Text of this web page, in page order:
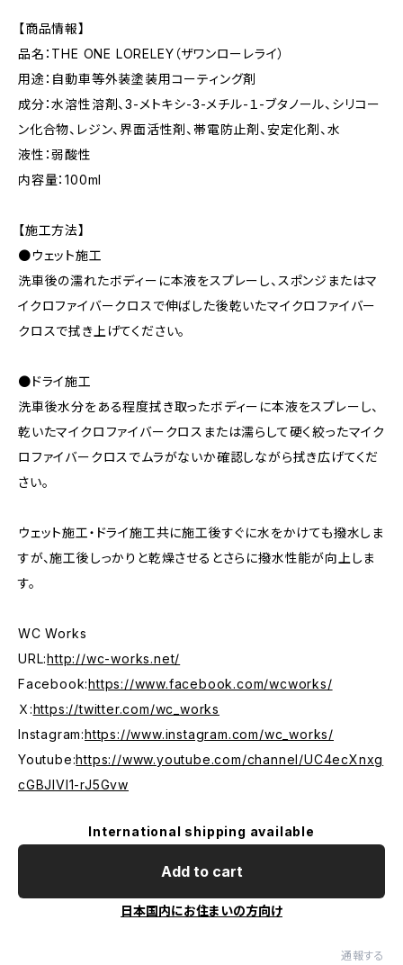
【商品情報】
品名：THE ONE LORELEY（ザワンローレライ）
用途：自動車等外装塗装用コーティング剤
成分：水溶性溶剤、3-メトキシ-3-メチル-１-ブタノール、シリコー
ン化合物、レジン、界面活性剤、帯電防止剤、安定化剤、水
液性：弱酸性
内容量：100ml
【施工方法】
●ウェット施工
洗車後の濡れたボディーに本液をスプレーし、スポンジまたはマ
イクロファイバークロスで伸ばした後乾いたマイクロファイバー
クロスで拭き上げてください。
●ドライ施工
洗車後水分をある程度拭き取ったボディーに本液をスプレーし、
乾いたマイクロファイバークロスまたは濡らして硬く絞ったマイク
ロファイバークロスでムラがないか確認しながら拭き広げてくだ
さい。
ウェット施工・ドライ施工共に施工後すぐに水をかけても撥水しま
すが、施工後しっかりと乾燥させるとさらに撥水性能が向上しま
す。
WC Works
URL:http://wc-works.net/
Facebook:https://www.facebook.com/wcworks/
Ｘ:https://twitter.com/wc_works
Instagram:https://www.instagram.com/wc_works/
Youtube:https://www.youtube.com/channel/UC4ecXnxg
cGBJIVI1-rJ5Gvw
International shipping available
Add to cart
日本国内にお住まいの方向け
通報する